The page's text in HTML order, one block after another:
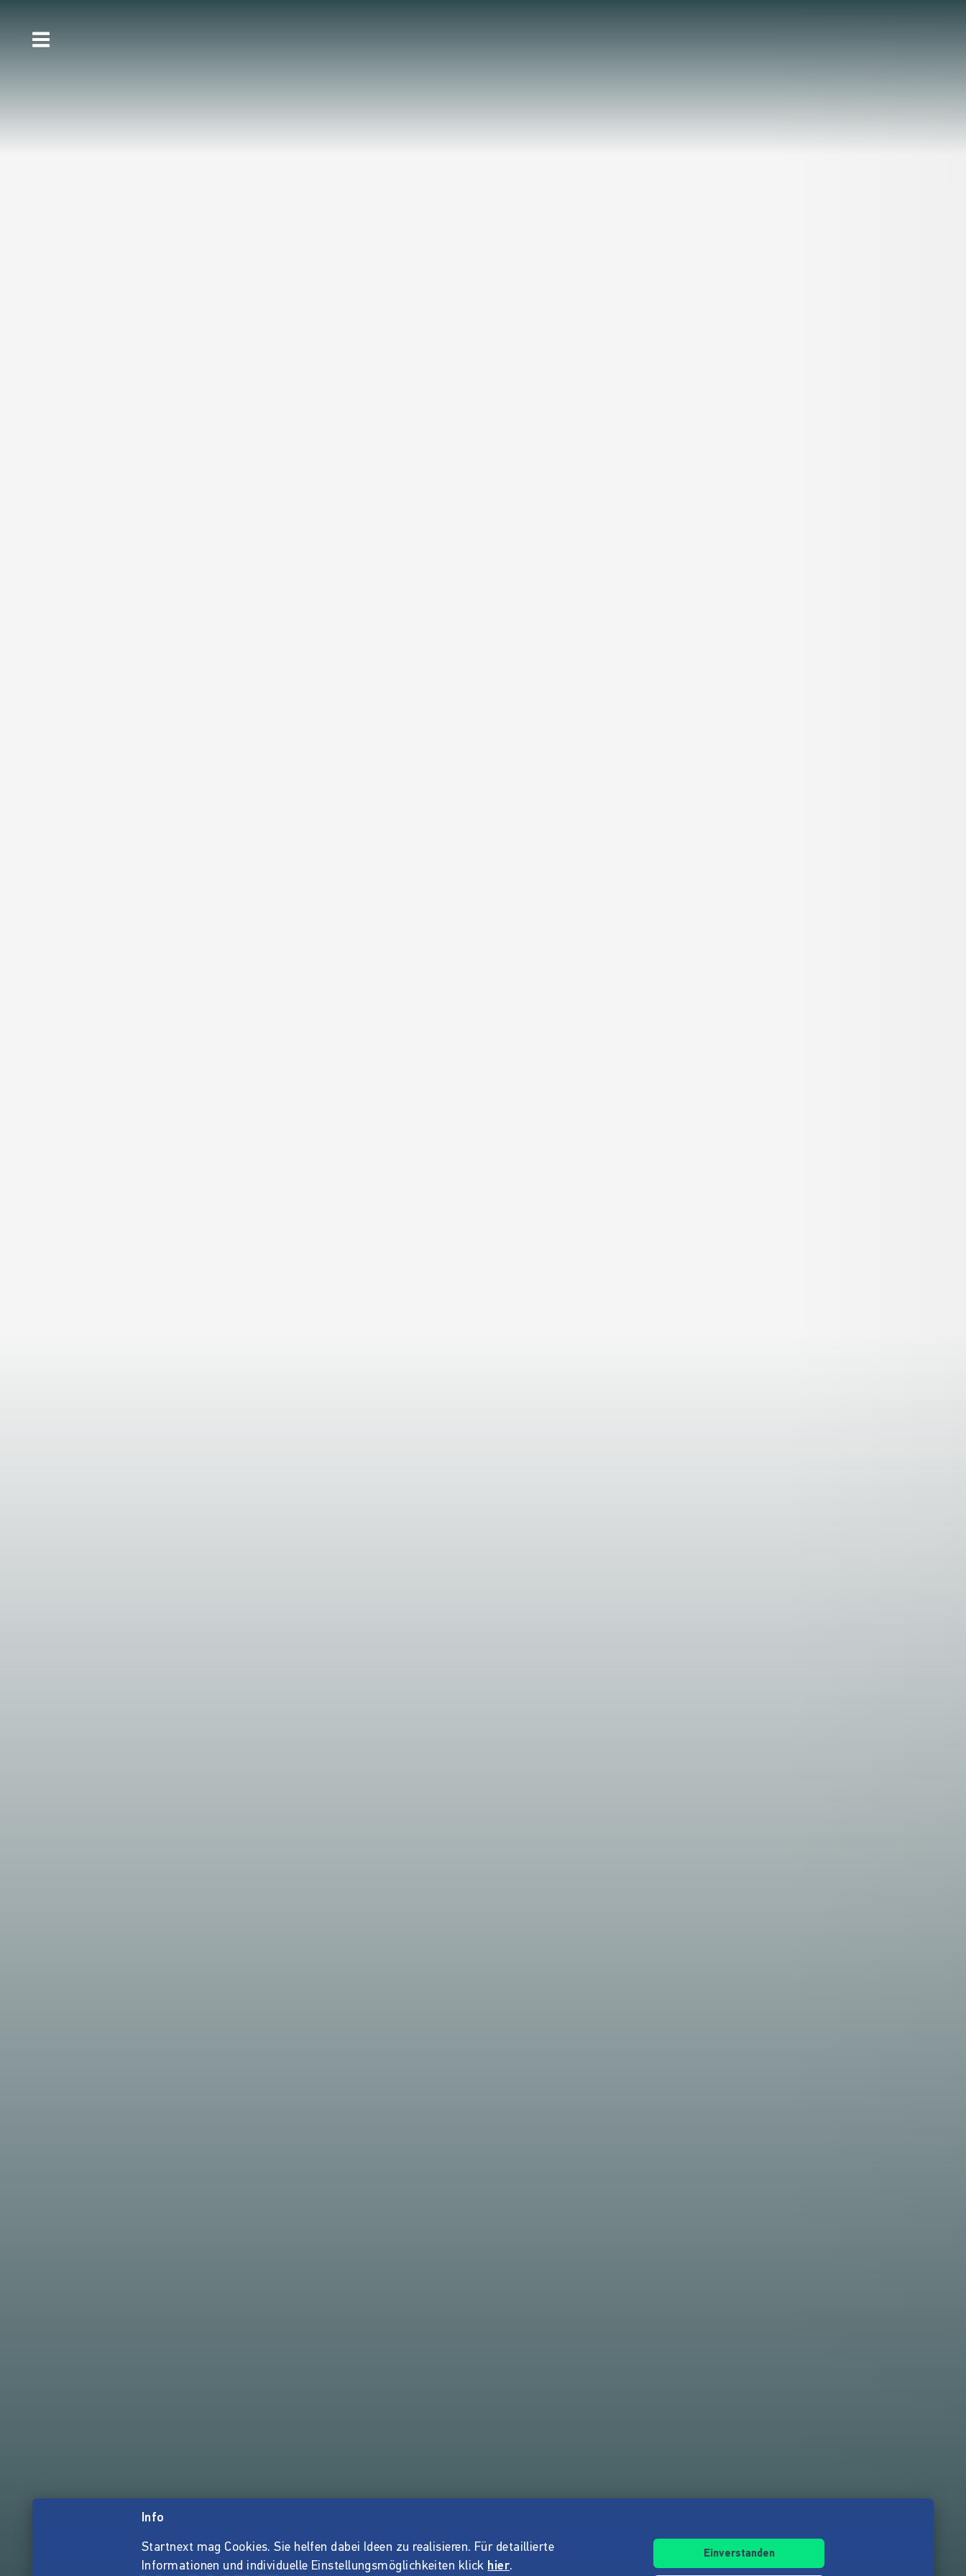
Info
Startnext mag Cookies. Sie helfen dabei Ideen zu realisieren. Für detaillierte
Informationen und individuelle Einstellungsmöglichkeiten klick hier.
Einverstanden